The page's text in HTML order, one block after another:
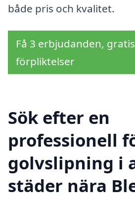
både pris och kvalitet.
Få 3 erbjudanden,
förpliktelser
Sök efter en
professionell
golvslipning i
städer nära